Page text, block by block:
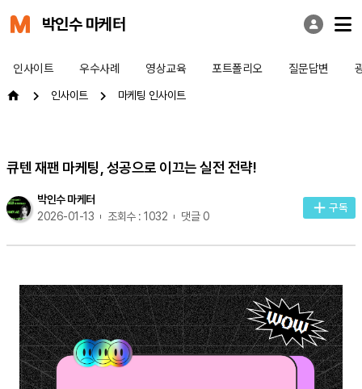
박인수 마케터
인사이트 우수사례 영상교육 포트폴리오 질문답변
인사이트 마케팅 인사이트
큐텐 재팬 마케팅, 성공으로 이끄는 실전 전략!
박인수 마케터
2026-01-13
조회수 : 1032 댓글 0
구독